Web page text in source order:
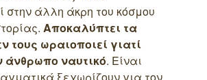
στην άλλη άκρη του κόσμου
Αποκαλύπτει τα
τους ωραιοποιεί γιατί
άνθρωπο ναυτικό. Είναι